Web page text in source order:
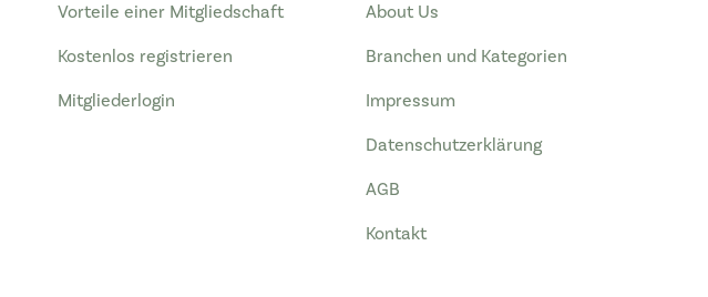
Vorteile einer Mitgliedschaft
Kostenlos registrieren
Mitgliederlogin
About Us
Branchen und Kategorien
Impressum
Datenschutzerklärung
AGB
Kontakt